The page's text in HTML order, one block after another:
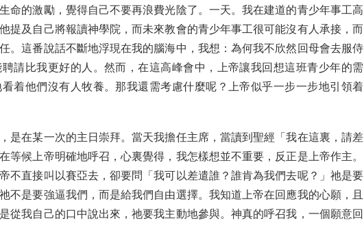
命的激勵，覺得自己不要再浪費光陰了。一天。我在建道的青少年事工高
提及自己將報讀神學院，而未來教會的青少年事工很可能沒有人承接，而
。這番說話不斷地浮現在我的腦海中，我想：為何我不欣然回母會去服侍
請比我更好的人。然而，在這高峰會中，上帝讓我回想這班青少年的需
着他們沒有人牧養。那我還需考慮什麼呢？上帝似乎一步一步地引領着
是在某一次的主日崇拜。當天我擔任主席，當讀到聖經「我在這裏，請差
等候上帝明確地呼召，心裏覺得，我怎樣想並不重要，反正是上帝作主。
不直接叫以賽亞去，卻要問「我可以差遣誰？誰肯為我們去呢？」祂是要
不是要強逼我們，而是給我們自由選擇。我知道上帝在回應我的心願，且
從我自己的口中說出來，祂要我主動地參與。神真的呼召我，一個願意回